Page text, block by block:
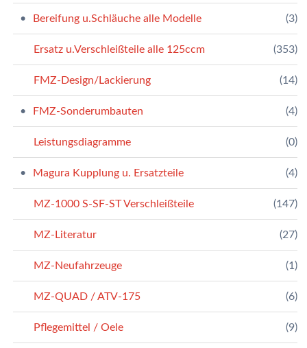
Bereifung u.Schläuche alle Modelle (3)
Ersatz u.Verschleißteile alle 125ccm (353)
FMZ-Design/Lackierung (14)
FMZ-Sonderumbauten (4)
Leistungsdiagramme (0)
Magura Kupplung u. Ersatzteile (4)
MZ-1000 S-SF-ST Verschleißteile (147)
MZ-Literatur (27)
MZ-Neufahrzeuge (1)
MZ-QUAD / ATV-175 (6)
Pflegemittel / Oele (9)